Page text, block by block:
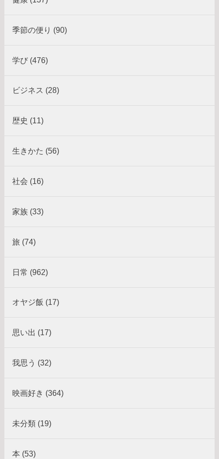
季節の便り (90)
学び (476)
ビジネス (28)
歴史 (11)
生きかた (56)
社会 (16)
家族 (33)
旅 (74)
日常 (962)
オヤジ飯 (17)
思い出 (17)
我思う (32)
映画好き (364)
未分類 (19)
本 (53)